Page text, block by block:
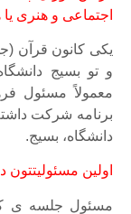
اجتماعی و هنری
یکی کانون قرآن
و تو بسیج
معمولاً مسئول
برنامه شرکت
دانشگاه، بسیج.
اولین
مسئول جلسه ی